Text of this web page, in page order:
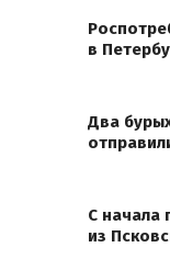
в
Два
С начала
из